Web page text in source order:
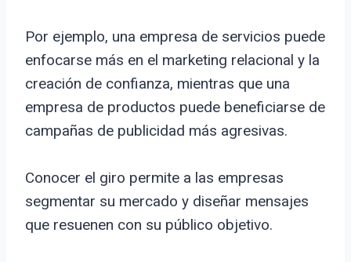
Por ejemplo, una empresa de servicios puede
enfocarse más en el marketing relacional y la
creación de confianza, mientras que una
empresa de productos puede beneficiarse de
campañas de publicidad más agresivas.
Conocer el giro permite a las empresas
segmentar su mercado y diseñar mensajes
que resuenen con su público objetivo.